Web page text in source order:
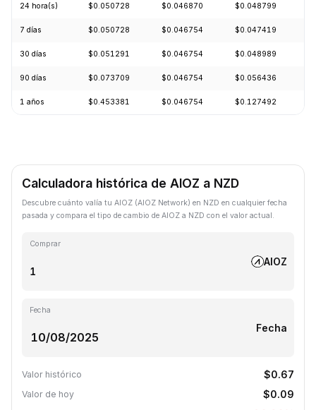
24 hora(s) $0.050728 $0.046870 $0.048799
7 días $0.050728 $0.046754 $0.047419
30 días $0.051291 $0.046754 $0.048989
90 días $0.073709 $0.046754 $0.056436
1 años $0.453381 $0.046754 $0.127492
Calculadora histórica de AIOZ a NZD
Descubre cuánto valía tu AIOZ (AIOZ Network) en NZD en cualquier fecha
pasada y compara el tipo de cambio de AIOZ a NZD con el valor actual.
Comprar
AIOZ
Fecha
Fecha
Valor histórico $0.67
Valor de hoy $0.09